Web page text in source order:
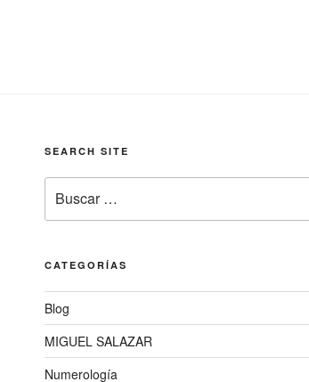
SEARCH SITE
por:
CATEGORÍAS
Blog
MIGUEL SALAZAR
Numerología